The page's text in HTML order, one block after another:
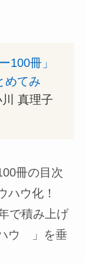
100冊」
めてみ
真理子
冊の目次
ハウ化！
で積み上げ
ウ 」を垂